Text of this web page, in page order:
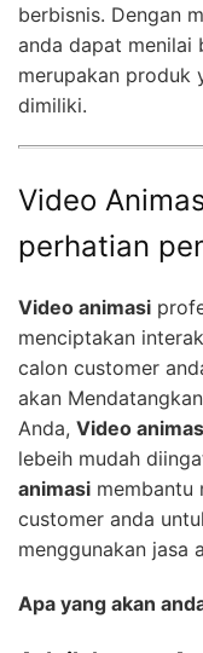
berbisnis. Dengan
anda dapat menilai
merupakan produk
dimiliki.
Video
perhatian
Video animasi
menciptakan
calon customer
akan
Anda, Video
lebeih mudah
animasi membantu
customer anda
menggunakan jasa
Apa yang akan